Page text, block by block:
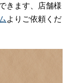
きます、店舗様
よりご依頼くだ